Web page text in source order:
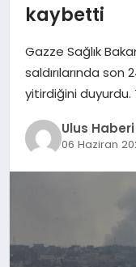
TEKNOLOJI
EĞITIM
MAGAZIN
SPOR
kaybetti
Gazze Sağlık
saldırılarında son
yitirdiğini duyurdu.
Ulus Haberi
06 Haziran